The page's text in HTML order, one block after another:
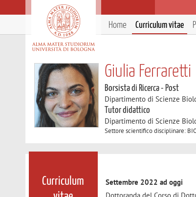
Home Curriculum vitae
Giulia Ferraretti
Borsista di Ricerca - Post
Dipartimento di Scienze
Tutor didattico
Dipartimento di Scienze
Settore scientifico disciplinare:
Curriculum
Settembre 2022 ad oggi